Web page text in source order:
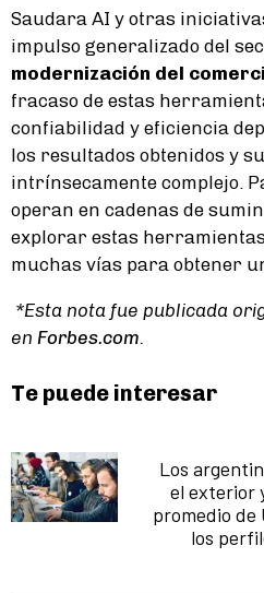
Saudara AI y otras
impulso generalizado del
modernización del
fracaso de estas
confiabilidad y eficiencia
los resultados obtenidos y
intrínsecamente complejo.
operan en cadenas de
explorar estas
muchas vías para obtener
*Esta nota fue publicada
en Forbes.com.
Te puede interesar
Los
el exterior
promedio de
los